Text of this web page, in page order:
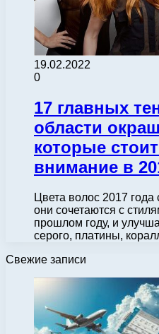
19.02.2022
0
17 главных
области
которые
внимание в
Цвета волос 2017 года
они сочетаются с
прошлом году, и
серого, платины,
Свежие записи